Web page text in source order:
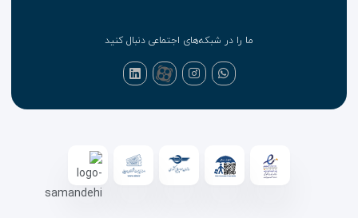
ما را در شبکه‌های اجتماعی دنبال کنید